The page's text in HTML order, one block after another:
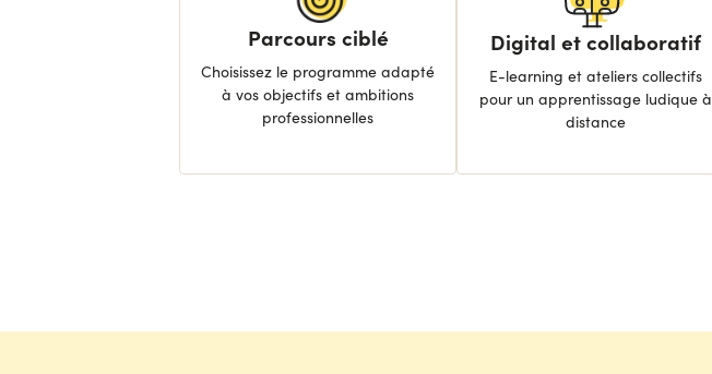
Parcours ciblé
Choisissez le programme adapté
à vos objectifs et ambitions
professionnelles
Digital et collaboratif
E-learning et ateliers collectifs
pour un apprentissage ludique à
distance